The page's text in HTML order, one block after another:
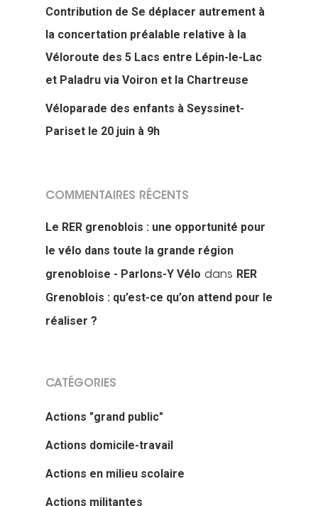
Contribution de Se déplacer autrement à
la concertation préalable relative à la
Véloroute des 5 Lacs entre Lépin-le-Lac
et Paladru via Voiron et la Chartreuse
Véloparade des enfants à Seyssinet-
Pariset le 20 juin à 9h
COMMENTAIRES RÉCENTS
Le RER grenoblois : une opportunité pour
le vélo dans toute la grande région
grenobloise - Parlons-Y Vélo dans RER
Grenoblois : qu’est-ce qu’on attend pour le
réaliser ?
CATÉGORIES
Actions "grand public"
Actions domicile-travail
Actions en milieu scolaire
Actions militantes
Véloparade des
Balades à vélo
Projections de films
Cartoparties
milieu professionnel
adulte
adultes
Animations
Concours des
2026 : les résultats
Vélo École
c’est ?
Nos
Adhérer – Espace
Projet et historique
Nous
Se déplacer
5 place Bir-Hakeim
38000 Grenoble